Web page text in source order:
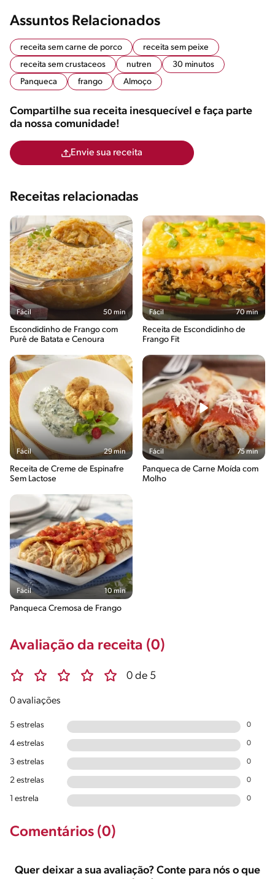
Assuntos Relacionados
receita sem carne de porco
receita sem peixe
receita sem crustaceos
nutren
30 minutos
Panqueca
frango Almoço
Compartilhe sua receita inesquecível e faça parte
da nossa comunidade!
Envie sua receita
Receitas relacionadas
Fácil 50 min
Escondidinho de Frango com
Purê de Batata e Cenoura
Fácil 70 min
Receita de Escondidinho de
Frango Fit
Fácil 29 min
Receita de Creme de Espinafre
Sem Lactose
Fácil 75 min
Panqueca de Carne Moída com
Molho
Fácil 10 min
Panqueca Cremosa de Frango
Avaliação da receita (0)
0 de 5
0 avaliações
5 estrelas 0
4 estrelas 0
3 estrelas 0
2 estrelas 0
1 estrela 0
Comentários (0)
Quer deixar a sua avaliação? Conte para nós o que